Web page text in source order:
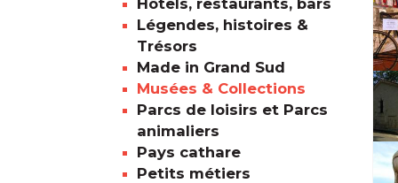
Légendes, histoires &
Trésors
Made in Grand Sud
Musées & Collections
Parcs de loisirs et Parcs
animaliers
Pays cathare
Petits métiers